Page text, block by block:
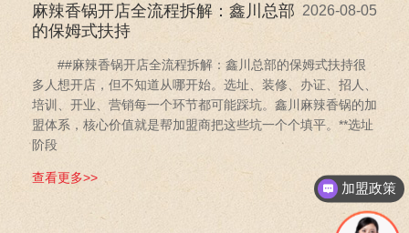
2026-08-05
麻辣香锅开店全流程拆解：鑫川总部
的保姆式扶持
##麻辣香锅开店全流程拆解：鑫川总部的保姆式扶持很
多人想开店，但不知道从哪开始。选址、装修、办证、招人、
培训、开业、营销每一个环节都可能踩坑。鑫川麻辣香锅的加
盟体系，核心价值就是帮加盟商把这些坑一个个填平。**选址
阶段
查看更多>>
加盟政策